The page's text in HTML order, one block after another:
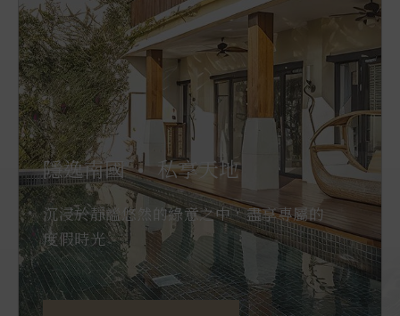
隱逸南國 ● 私享天地
沉浸於靜謐悠然的綠意之中，盡享專屬的
度假時光